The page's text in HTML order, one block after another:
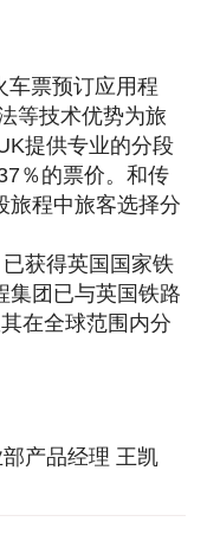
车票预订应用程
等技术优势为旅
提供专业的分段
％的票价。和传
旅程中旅客选择分
获得英国国家铁
集团已与英国铁路
在全球范围内分
产品经理 王凯